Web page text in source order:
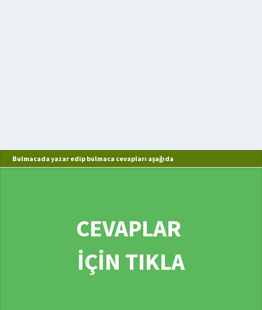
Bulmacada yazar edip bulmaca cevapları aşağıda
CEVAPLAR
İÇİN TIKLA